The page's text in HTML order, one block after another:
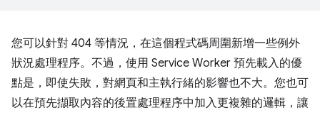
您可以針對 404 等情況，在這個程式碼周圍新增一些例外
狀況處理程序。不過，使用 Service Worker 預先載入的優
點是，即使失敗，對網頁和主執行緒的影響也不大。您也可
以在預先擷取內容的後置處理程序中加入更複雜的邏輯，讓